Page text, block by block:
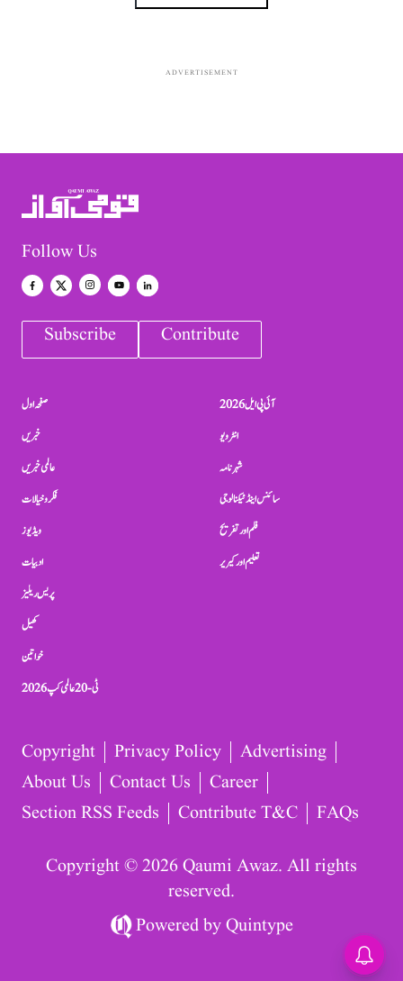
ADVERTISEMENT
Follow Us
Subscribe Contribute
صفحہ اول
خبریں
عالمی خبریں
فکر و خیالات
ویڈیوز
ادبیات
پریس ریلیز
کھیل
خواتین
ٹی-20 عالمی کپ 2026
آئی پی ایل 2026
انٹرویو
شہرنامہ
سائنس اینڈ ٹیکنالوجی
فلم اور تفریح
تعلیم اور کیریر
Copyright Privacy Policy
Advertising
About Us
Contact Us
Career
Section RSS Feeds
Contribute T&C FAQs
Copyright © 2026 Qaumi Awaz. All rights
reserved.
Powered byQuintype